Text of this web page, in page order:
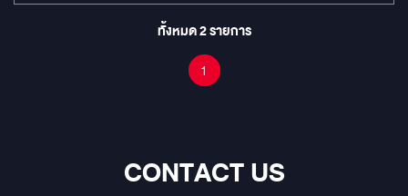
ทั้งหมด2รายการ
1
CONTACT US